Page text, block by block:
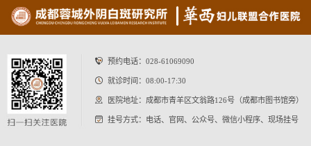
预约电话： 028-61069090
就诊时间：08:00-17:30
医院地址：成都市青羊区文翁路126号（成都市图书馆旁）
挂号方式：电话、官网、公众号、微信小程序、现场挂号